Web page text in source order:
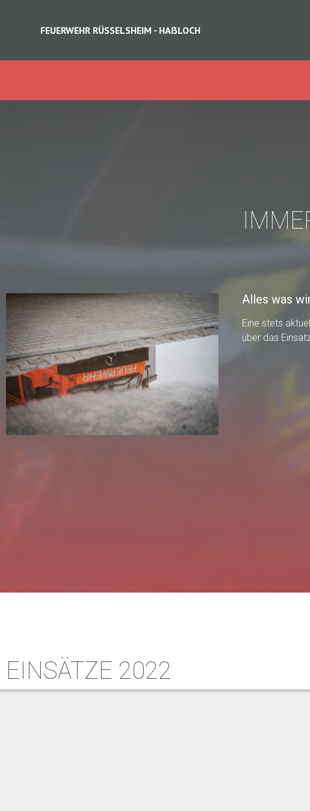
FEUERWEHR RÜSSELSHEIM - HAẞLOCH
Alles was
Eine stets
über das
EINSÄTZE 2022